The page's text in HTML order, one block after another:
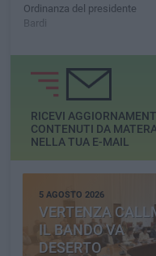
Ordinanza del presidente
Bardi
RICEVI
CONTENUTI DA
NELLA TUA E-MAIL
5 AGOSTO 2026
VERTENZA
IL BANDO VA
DESERTO